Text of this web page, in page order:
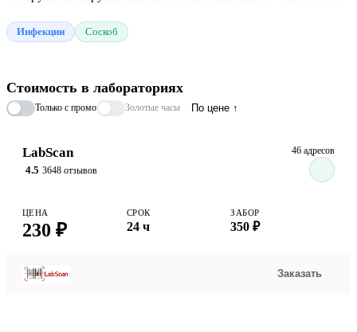
слизистых оболочках мочеполовых органов. Присутствие
женщин, так и у мужчин.
Инфекции Соскоб
Стоимость в лабораториях
Только с промо Золотые часы По цене ↑
LabScan
4.5 3648 отзывов
46 адресов
ЦЕНА
230 ₽
СРОК
24 ч
ЗАБОР
350 ₽
Заказать